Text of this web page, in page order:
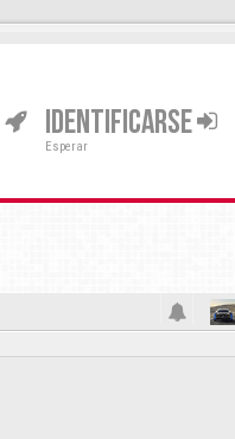
IDENTIFICARSE
Esperar